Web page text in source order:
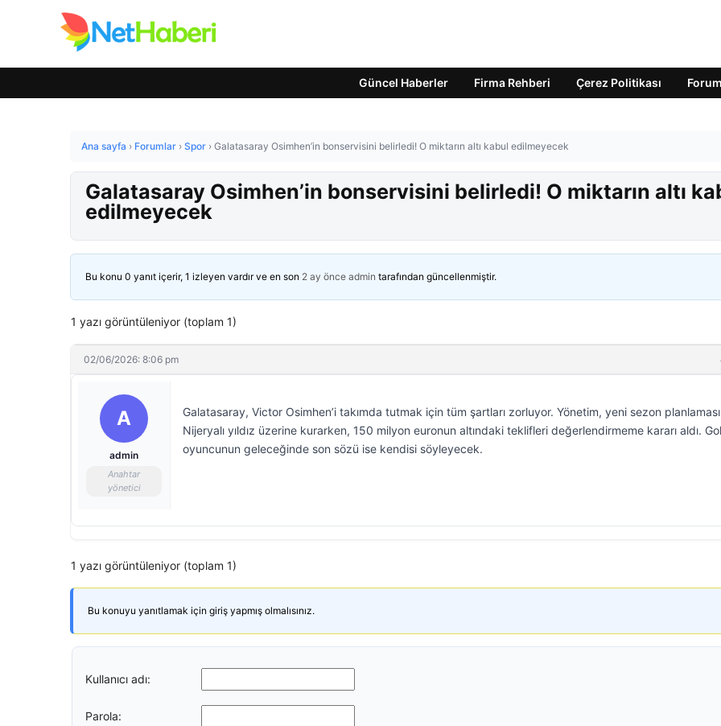
Güncel Haberler Firma Rehberi Çerez Politikası Forum
Ana sayfa › Forumlar › Spor › Galatasaray Osimhen’in bonservisini belirledi! O miktarın altı kabul edilmeyecek
Galatasaray Osimhen’in bonservisini belirledi! O miktarın altı
edilmeyecek
Bu konu 0 yanıt içerir, 1 izleyen vardır ve en son 2 ay önce admin tarafından güncellenmiştir.
1 yazı görüntüleniyor (toplam 1)
02/06/2026: 8:06 pm
A
admin
Anahtar
yönetici
Galatasaray, Victor Osimhen’i takımda tutmak için tüm şartları zorluyor. Yönetim, yeni sezon
Nijeryalı yıldız üzerine kurarken, 150 milyon euronun altındaki teklifleri değerlendirmeme kararı aldı.
oyuncunun geleceğinde son sözü ise kendisi söyleyecek.
1 yazı görüntüleniyor (toplam 1)
Bu konuyu yanıtlamak için giriş yapmış olmalısınız.
Kullanıcı adı:
Parola: